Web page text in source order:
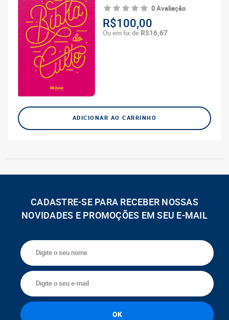
0 Avaliação
R$100,00
Ou em 6x de R$16,67
ADICIONAR AO CARRINHO
CADASTRE-SE PARA RECEBER NOSSAS
NOVIDADES E PROMOÇÕES EM SEU E-MAIL